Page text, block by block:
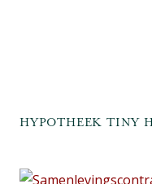
HYPOTHEEK TINY